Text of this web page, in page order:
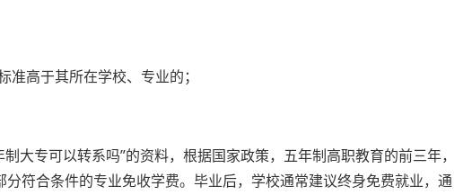
高于其所在学校、专业的；
大专可以转系吗”的资料，根据国家政策，五年制高职教育的前三年，
符合条件的专业免收学费。毕业后，学校通常建议终身免费就业，通